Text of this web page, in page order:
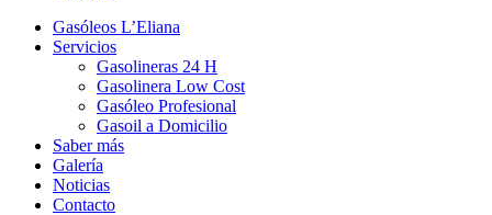
Gasóleos L’Eliana
Servicios
Gasolineras 24 H
Gasolinera Low Cost
Gasóleo Profesional
Gasoil a Domicilio
Saber más
Galería
Noticias
Contacto